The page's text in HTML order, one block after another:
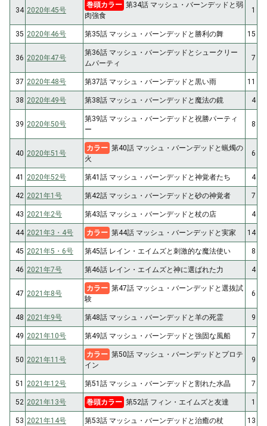
34 2020年45号
巻頭カラー 第34話 マッシュ・バーンデッドと弱
肉強食
1
35 2020年46号 第35話 マッシュ・バーンデッドと勝利の舞 15
36 2020年47号
第36話 マッシュ・バーンデッドとシュークリー
ムパーティ
7
37 2020年48号 第37話 マッシュ・バーンデッドと黒い雨 11
38 2020年49号 第38話 マッシュ・バーンデッドと魔法の鏡 4
39 2020年50号
第39話 マッシュ・バーンデッドと祝勝パーティ
ー
8
40 2020年51号
カラー 第40話 マッシュ・バーンデッドと蝋燭の
火
6
41 2020年52号 第41話 マッシュ・バーンデッドと神覚者たち 4
42 2021年1号 第42話 マッシュ・バーンデッドと砂の神覚者 7
43 2021年2号 第43話 マッシュ・バーンデッドと杖の店 4
44 2021年3・4号 カラー 第44話 マッシュ・バーンデッドと実家 14
45 2021年5・6号 第45話 レイン・エイムズと刺激的な魔法使い 8
46 2021年7号 第46話 レイン・エイムズと神に選ばれた力 4
47 2021年8号
カラー 第47話 マッシュ・バーンデッドと選抜試
験
6
48 2021年9号 第48話 マッシュ・バーンデッドと羊の死霊 9
49 2021年10号 第49話 マッシュ・バーンデッドと強固な風船 7
50 2021年11号
カラー 第50話 マッシュ・バーンデッドとプロテ
イン
9
51 2021年12号 第51話 マッシュ・バーンデッドと割れた水晶 7
52 2021年13号 巻頭カラー 第52話 フィン・エイムズと友達 1
53 2021年14号 第53話 マッシュ・バーンデッドと治癒の杖 13